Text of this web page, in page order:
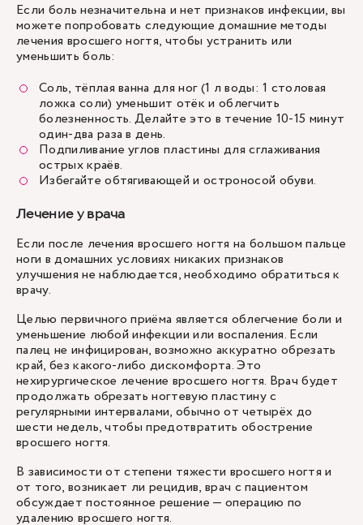
Если боль незначительна и нет признаков инфекции, вы
можете попробовать следующие домашние методы
лечения вросшего ногтя, чтобы устранить или
уменьшить боль:
Соль, тёплая ванна для ног (1 л воды: 1 столовая
ложка соли) уменьшит отёк и облегчить
болезненность. Делайте это в течение 10-15 минут
один-два раза в день.
Подпиливание углов пластины для сглаживания
острых краёв.
Избегайте обтягивающей и остроносой обуви.
Лечение у врача
Если после лечения вросшего ногтя на большом пальце
ноги в домашних условиях никаких признаков
улучшения не наблюдается, необходимо обратиться к
врачу.
Целью первичного приёма является облегчение боли и
уменьшение любой инфекции или воспаления. Если
палец не инфицирован, возможно аккуратно обрезать
край, без какого-либо дискомфорта. Это
нехирургическое лечение вросшего ногтя. Врач будет
продолжать обрезать ногтевую пластину с
регулярными интервалами, обычно от четырёх до
шести недель, чтобы предотвратить обострение
вросшего ногтя.
В зависимости от степени тяжести вросшего ногтя и
от того, возникает ли рецидив, врач с пациентом
обсуждает постоянное решение — операцию по
удалению вросшего ногтя.